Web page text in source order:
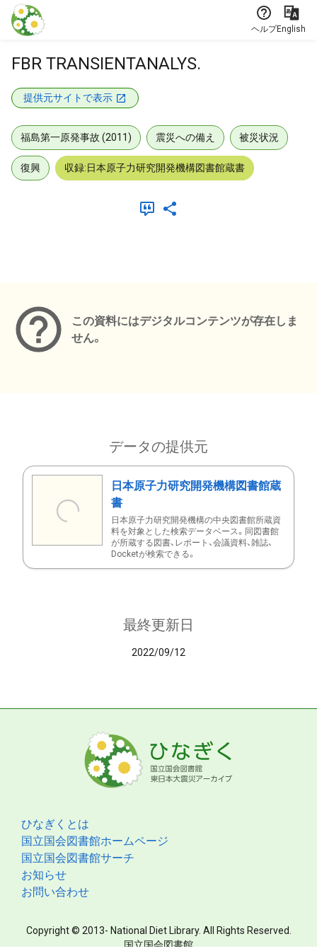
本文に飛ぶ
ヘルプEnglish
FBR TRANSIENTANALYS.
提供元サイトで表示
福島第一原発事故 (2011) 震災への備え 被災状況
復興 収録:日本原子力研究開発機構図書館蔵書
この資料にはデジタルコンテンツが存在しま
せん。
データの提供元
日本原子力研究開発機構図書館蔵
書
日本原子力研究開発機構の中央図書館所蔵資
料を対象とした検索データベース。同図書館
が所蔵する図書、レポート、会議資料、雑誌、
Docketが検索できる。
最終更新日
2022/09/12
ひなぎくとは
国立国会図書館ホームページ
国立国会図書館サーチ
お知らせ
お問い合わせ
Copyright © 2013- National Diet Library. All Rights Reserved.